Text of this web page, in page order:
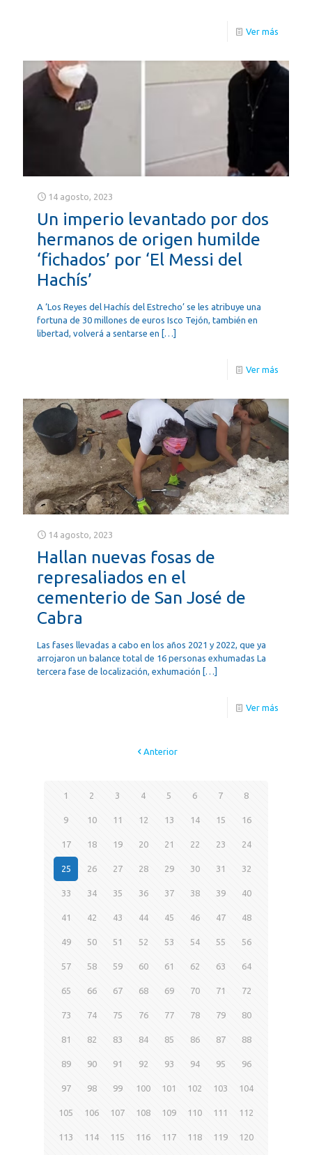
Ver más
14 agosto, 2023
Un imperio levantado por dos
hermanos de origen humilde
‘fichados’ por ‘El Messi del
Hachís’
A ‘Los Reyes del Hachís del Estrecho’ se les atribuye una
fortuna de 30 millones de euros Isco Tejón, también en
libertad, volverá a sentarse en […]
Ver más
14 agosto, 2023
Hallan nuevas fosas de
represaliados en el
cementerio de San José de
Cabra
Las fases llevadas a cabo en los años 2021 y 2022, que ya
arrojaron un balance total de 16 personas exhumadas La
tercera fase de localización, exhumación […]
Ver más
Anterior
1 2 3 4 5 6 7 8
9 10 11 12 13 14 15 16
17 18 19 20 21 22 23 24
25 26 27 28 29 30 31 32
33 34 35 36 37 38 39 40
41 42 43 44 45 46 47 48
49 50 51 52 53 54 55 56
57 58 59 60 61 62 63 64
65 66 67 68 69 70 71 72
73 74 75 76 77 78 79 80
81 82 83 84 85 86 87 88
89 90 91 92 93 94 95 96
97 98 99 100 101 102 103 104
105 106 107 108 109 110 111 112
113 114 115 116 117 118 119 120